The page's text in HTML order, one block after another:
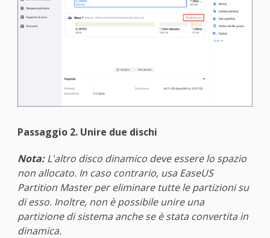
Passaggio 2. Unire due dischi
Nota:L'altro disco dinamico deve essere lo spazio
non allocato. In caso contrario, usa EaseUS
Partition Master per eliminare tutte le partizioni su
di esso. Inoltre, non è possibile unire una
partizione di sistema anche se è stata convertita in
dinamica.